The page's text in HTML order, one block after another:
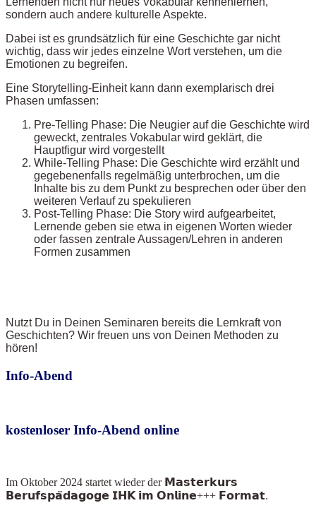
sondern auch andere kulturelle Aspekte.
Dabei ist es grundsätzlich für eine Geschichte gar nicht
wichtig, dass wir jedes einzelne Wort verstehen, um die
Emotionen zu begreifen.
Eine Storytelling-Einheit kann dann exemplarisch drei
Phasen umfassen:
Pre-Telling Phase: Die Neugier auf die Geschichte wird
geweckt, zentrales Vokabular wird geklärt, die
Hauptfigur wird vorgestellt
While-Telling Phase: Die Geschichte wird erzählt und
gegebenenfalls regelmäßig unterbrochen, um die
Inhalte bis zu dem Punkt zu besprechen oder über den
weiteren Verlauf zu spekulieren
Post-Telling Phase: Die Story wird aufgearbeitet,
Lernende geben sie etwa in eigenen Worten wieder
oder fassen zentrale Aussagen/Lehren in anderen
Formen zusammen
Nutzt Du in Deinen Seminaren bereits die Lernkraft von
Geschichten? Wir freuen uns von Deinen Methoden zu
hören!
Info-Abend
kostenloser Info-Abend online
Im Oktober 2024 startet wieder der 𝗠𝗮𝘀𝘁𝗲𝗿𝗸𝘂𝗿𝘀
𝗕𝗲𝗿𝘂𝗳𝘀𝗽𝗮̈𝗱𝗮𝗴𝗼𝗴𝗲 𝗜𝗛𝗞 𝗶𝗺 𝗢𝗻𝗹𝗶𝗻𝗲+++ 𝗙𝗼𝗿𝗺𝗮𝘁.